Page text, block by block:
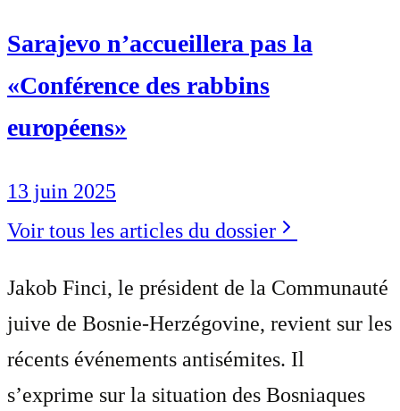
Sarajevo n’accueillera pas la
«Conférence des rabbins
européens»
13 juin 2025
Voir tous les articles du dossier
Jakob Finci, le président de la Communauté
juive de Bosnie-Herzégovine, revient sur les
récents événements antisémites. Il
s’exprime sur la situation des Bosniaques